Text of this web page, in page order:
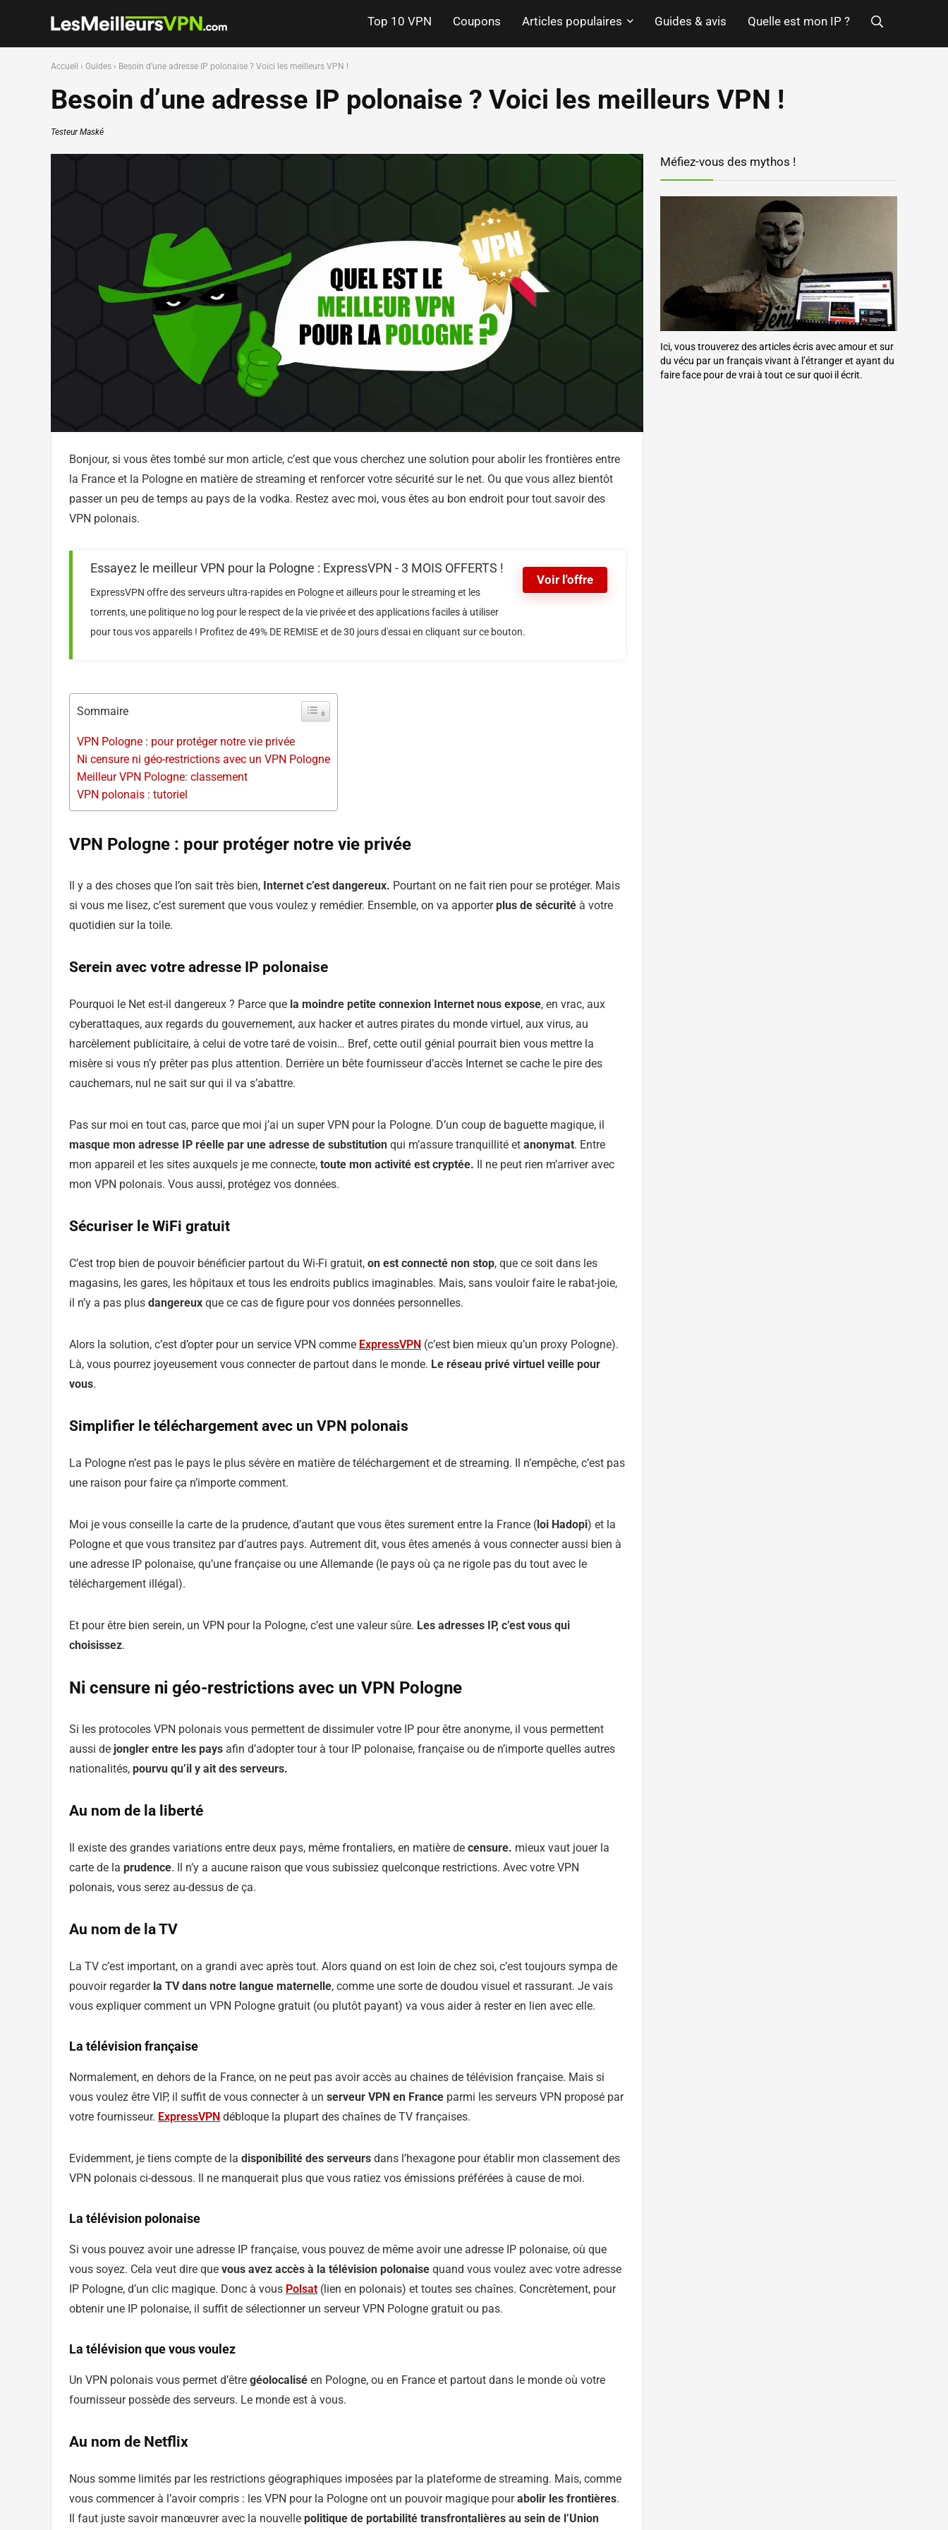
Top 10 VPN Coupons Articles populaires Guides & avis Quelle est mon IP ?
Accueil › Guides › Besoin d’une adresse IP polonaise ? Voici les meilleurs VPN !
Besoin d’une adresse IP polonaise ? Voici les meilleurs VPN !
Testeur Maské
Bonjour, si vous êtes tombé sur mon article, c’est que vous cherchez une solution pour abolir les frontières entre
la France et la Pologne en matière de streaming et renforcer votre sécurité sur le net. Ou que vous allez bientôt
passer un peu de temps au pays de la vodka. Restez avec moi, vous êtes au bon endroit pour tout savoir des
VPN polonais.
Voir l'offre
Essayez le meilleur VPN pour la Pologne : ExpressVPN - 3 MOIS OFFERTS !
ExpressVPN offre des serveurs ultra-rapides en Pologne et ailleurs pour le streaming et les
torrents, une politique no log pour le respect de la vie privée et des applications faciles à utiliser
pour tous vos appareils ! Profitez de 49% DE REMISE et de 30 jours d'essai en cliquant sur ce bouton.
Sommaire
VPN Pologne : pour protéger notre vie privée
Ni censure ni géo-restrictions avec un VPN Pologne
Meilleur VPN Pologne: classement
VPN polonais : tutoriel
VPN Pologne : pour protéger notre vie privée
Il y a des choses que l’on sait très bien, Internet c’est dangereux. Pourtant on ne fait rien pour se protéger. Mais
si vous me lisez, c’est surement que vous voulez y remédier. Ensemble, on va apporterplus de sécurité à votre
quotidien sur la toile.
Serein avec votre adresse IP polonaise
Pourquoi le Net est-il dangereux ? Parce que la moindre petite connexion Internet nous expose, en vrac, aux
cyberattaques, aux regards du gouvernement, aux hacker et autres pirates du monde virtuel, aux virus, au
harcèlement publicitaire, à celui de votre taré de voisin… Bref, cette outil génial pourrait bien vous mettre la
misère si vous n’y prêter pas plus attention. Derrière un bête fournisseur d’accès Internet se cache le pire des
cauchemars, nul ne sait sur qui il va s’abattre.
Pas sur moi en tout cas, parce que moi j’ai un super VPN pour la Pologne. D’un coup de baguette magique, il
masque mon adresse IP réelle par une adresse de substitution qui m’assure tranquillité et anonymat. Entre
mon appareil et les sites auxquels je me connecte, toute mon activité est cryptée. Il ne peut rien m’arriver avec
mon VPN polonais. Vous aussi, protégez vos données.
Sécuriser le WiFi gratuit
C’est trop bien de pouvoir bénéficier partout du Wi-Fi gratuit, on est connecté non stop, que ce soit dans les
magasins, les gares, les hôpitaux et tous les endroits publics imaginables. Mais, sans vouloir faire le rabat-joie,
il n’y a pas plus dangereux que ce cas de figure pour vos données personnelles.
Alors la solution, c’est d’opter pour un service VPN comme ExpressVPN (c’est bien mieux qu’un proxy Pologne).
Là, vous pourrez joyeusement vous connecter de partout dans le monde. Le réseau privé virtuel veille pour
vous.
Simplifier le téléchargement avec un VPN polonais
La Pologne n’est pas le pays le plus sévère en matière de téléchargement et de streaming. Il n’empêche, c’est pas
une raison pour faire ça n’importe comment.
Moi je vous conseille la carte de la prudence, d’autant que vous êtes surement entre la France (loi Hadopi) et la
Pologne et que vous transitez par d’autres pays. Autrement dit, vous êtes amenés à vous connecter aussi bien à
une adresse IP polonaise, qu’une française ou une Allemande (le pays où ça ne rigole pas du tout avec le
téléchargement illégal).
Et pour être bien serein, un VPN pour la Pologne, c’est une valeur sûre. Les adresses IP, c’est vous qui
choisissez.
Ni censure ni géo-restrictions avec un VPN Pologne
Si les protocoles VPN polonais vous permettent de dissimuler votre IP pour être anonyme, il vous permettent
aussi de jongler entre les pays afin d’adopter tour à tour IP polonaise, française ou de n’importe quelles autres
nationalités, pourvu qu’il y ait des serveurs.
Au nom de la liberté
Il existe des grandes variations entre deux pays, même frontaliers, en matière de censure. mieux vaut jouer la
carte de la prudence. Il n’y a aucune raison que vous subissiez quelconque restrictions. Avec votre VPN
polonais, vous serez au-dessus de ça.
Au nom de la TV
La TV c’est important, on a grandi avec après tout. Alors quand on est loin de chez soi, c’est toujours sympa de
pouvoir regarder la TV dans notre langue maternelle, comme une sorte de doudou visuel et rassurant. Je vais
vous expliquer comment un VPN Pologne gratuit (ou plutôt payant) va vous aider à rester en lien avec elle.
La télévision française
Normalement, en dehors de la France, on ne peut pas avoir accès au chaines de télévision française. Mais si
vous voulez être VIP, il suffit de vous connecter à un serveur VPN en France parmi les serveurs VPN proposé par
votre fournisseur. ExpressVPN débloque la plupart des chaînes de TV françaises.
Evidemment, je tiens compte de la disponibilité des serveurs dans l’hexagone pour établir mon classement des
VPN polonais ci-dessous. Il ne manquerait plus que vous ratiez vos émissions préférées à cause de moi.
La télévision polonaise
Si vous pouvez avoir une adresse IP française, vous pouvez de même avoir une adresse IP polonaise, où que
vous soyez. Cela veut dire que vous avez accès à la télévision polonaise quand vous voulez avec votre adresse
IP Pologne, d’un clic magique. Donc à vous Polsat (lien en polonais) et toutes ses chaînes. Concrètement, pour
obtenir une IP polonaise, il suffit de sélectionner un serveur VPN Pologne gratuit ou pas.
La télévision que vous voulez
Un VPN polonais vous permet d’être géolocalisé en Pologne, ou en France et partout dans le monde où votre
fournisseur possède des serveurs. Le monde est à vous.
Au nom de Netflix
Nous somme limités par les restrictions géographiques imposées par la plateforme de streaming. Mais, comme
vous commencer à l’avoir compris : les VPN pour la Pologne ont un pouvoir magique pourabolir les frontières.
Il faut juste savoir manœuvrer avec la nouvelle politique de portabilité transfrontalières au sein de l’Union
Méfiez-vous des mythos !
Ici, vous trouverez des articles écris avec amour et sur
du vécu par un français vivant à l’étranger et ayant du
faire face pour de vrai à tout ce sur quoi il écrit.